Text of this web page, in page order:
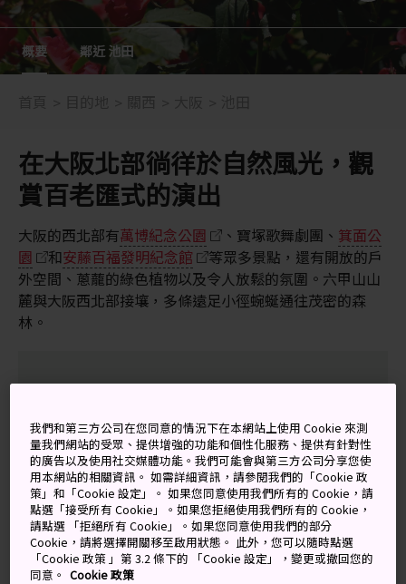
概要 鄰近 池田
在大阪北部徜徉於自然風光，觀
賞百老匯式的演出
大阪的西北部有萬博紀念公園 、寶塚歌舞劇團、 箕面公
園
和安藤百福發明紀念館
等眾多景點，還有開放的戶
外空間、蔥蘢的綠色植物以及令人放鬆的氛圍。六甲山山
麓與大阪西北部接壤，多條遠足小徑蜿蜒通往茂密的森
林。
遊覽萬博紀念公園的博物館和廣闊的花園
在箕面公園內遠足
觀看全部由女性組成的寶塚歌舞劇團的演出
我們和第三方公司在您同意的情況下在本網站上使用 Cookie 來測
量我們網站的受眾、提供增強的功能和個性化服務、提供有針對性
的廣告以及使用社交媒體功能。我們可能會與第三方公司分享您使
用本網站的相關資訊。 如需詳細資訊，請參閱我們的「Cookie 政
策」和「Cookie 設定」。 如果您同意使用我們所有的 Cookie，請
點選「接受所有 Cookie」。如果您拒絕使用我們所有的 Cookie，
請點選 「拒絕所有 Cookie」。如果您同意使用我們的部分
Cookie，請將選擇開關移至啟用狀態。 此外，您可以隨時點選
「Cookie 政策 」第 3.2 條下的 「Cookie 設定」，變更或撤回您的
同意。 Cookie 政策